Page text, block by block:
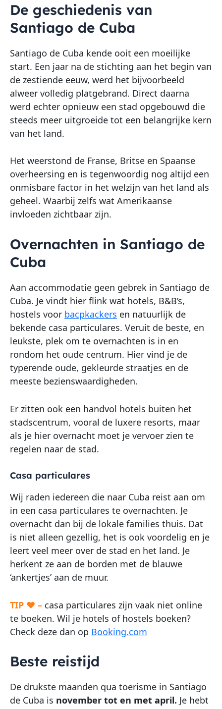
De geschiedenis van
Santiago de Cuba
Santiago de Cuba kende ooit een moeilijke
start. Een jaar na de stichting aan het begin van
de zestiende eeuw, werd het bijvoorbeeld
alweer volledig platgebrand. Direct daarna
werd echter opnieuw een stad opgebouwd die
steeds meer uitgroeide tot een belangrijke kern
van het land.
Het weerstond de Franse, Britse en Spaanse
overheersing en is tegenwoordig nog altijd een
onmisbare factor in het welzijn van het land als
geheel. Waarbij zelfs wat Amerikaanse
invloeden zichtbaar zijn.
Overnachten in Santiago de
Cuba
Aan accommodatie geen gebrek in Santiago de
Cuba. Je vindt hier flink wat hotels, B&B’s,
hostels voor bacpkackers en natuurlijk de
bekende casa particulares. Veruit de beste, en
leukste, plek om te overnachten is in en
rondom het oude centrum. Hier vind je de
typerende oude, gekleurde straatjes en de
meeste bezienswaardigheden.
Er zitten ook een handvol hotels buiten het
stadscentrum, vooral de luxere resorts, maar
als je hier overnacht moet je vervoer zien te
regelen naar de stad.
Casa particulares
Wij raden iedereen die naar Cuba reist aan om
in een casa particulares te overnachten. Je
overnacht dan bij de lokale families thuis. Dat
is niet alleen gezellig, het is ook voordelig en je
leert veel meer over de stad en het land. Je
herkent ze aan de borden met de blauwe
‘ankertjes’ aan de muur.
TIP ♥ – casa particulares zijn vaak niet online
te boeken. Wil je hotels of hostels boeken?
Check deze dan op Booking.com
Beste reistijd
De drukste maanden qua toerisme in Santiago
de Cuba is november tot en met april. Je hebt